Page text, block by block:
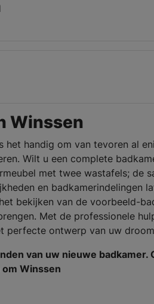
Winssen
het handig om van tevoren al
Wilt u een complete
met twee wastafels; de
en badkamerindelingen
bekijken van de voorbeeld-
Met de professionele
perfecte ontwerp van uw
van uw nieuwe badkamer.
Winssen